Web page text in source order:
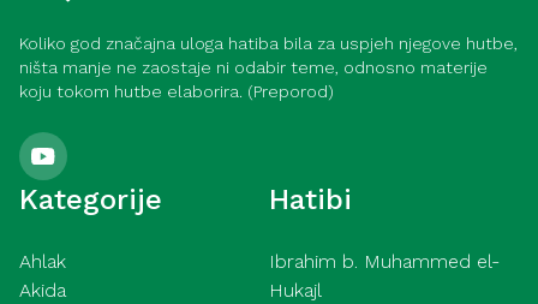
Koliko god značajna uloga hatiba bila za uspjeh njegove hutbe,
ništa manje ne zaostaje ni odabir teme, odnosno materije
koju tokom hutbe elaborira. (Preporod)
Kategorije
Ahlak
Akida
Hatibi
Ibrahim b. Muhammed el-
Hukajl